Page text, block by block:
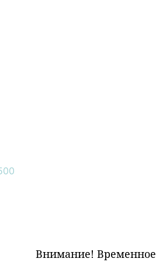
Внимание! Временное